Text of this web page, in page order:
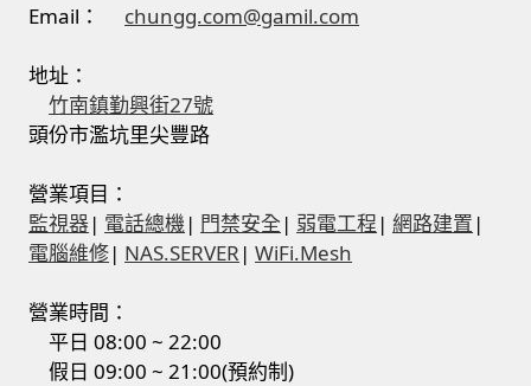
Email： chungg.com@gamil.com
地址：
竹南鎮勤興街27號
頭份市濫坑里尖豐路
營業項目：
監視器| 電話總機 | 門禁安全 | 弱電工程 |網路建置 |
電腦維修| NAS.SERVER |WiFi.Mesh
營業時間：
平日 08:00 ~ 22:00
假日 09:00 ~ 21:00(預約制)